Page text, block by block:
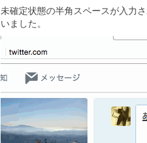
未確定状態の半角スペースが入力
いました。